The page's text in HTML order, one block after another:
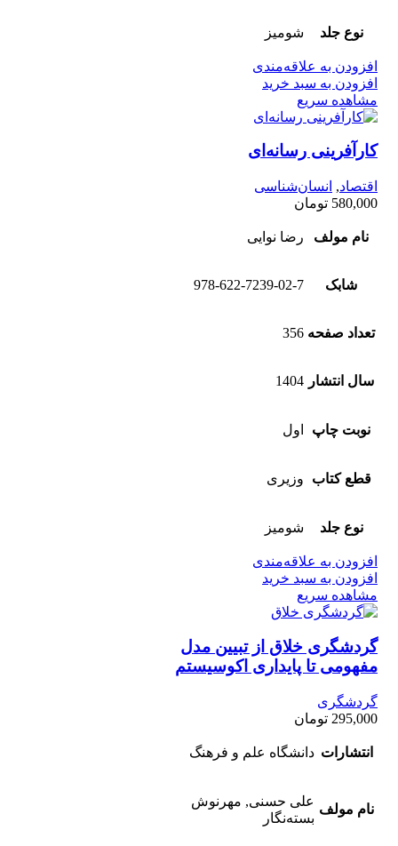
نوع جلد شومیز
افزودن به علاقه‌مندی
افزودن به سبد خرید
مشاهده سریع
کارآفرینی رسانه‌ای
اقتصاد, انسان‌شناسی
580,000 تومان
نام مولف رضا نوایی
شابک 978-622-7239-02-7
تعداد صفحه 356
سال انتشار 1404
نوبت چاپ اول
قطع کتاب وزیری
نوع جلد شومیز
افزودن به علاقه‌مندی
افزودن به سبد خرید
مشاهده سریع
گردشگری خلاق از تبیین مدل
مفهومی تا پایداری اکوسیستم
گردشگری
295,000 تومان
انتشارات دانشگاه علم و فرهنگ
نام مولف
علی حسنی, مهرنوش
بسته‌نگار